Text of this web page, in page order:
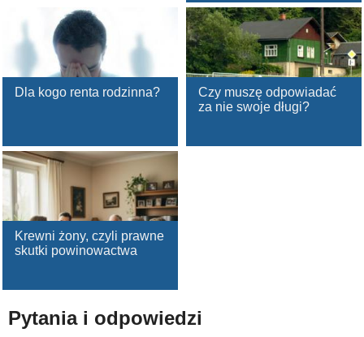
Dla kogo renta rodzinna?
Czy muszę odpowiadać
za nie swoje długi?
Krewni żony, czyli prawne
skutki powinowactwa
Pytania i odpowiedzi